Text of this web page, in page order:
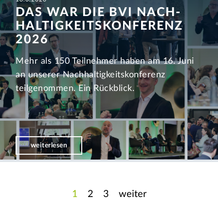
DAS WAR DIE BVI NACH­
HALTIGKEITS­KONFERENZ
2026
Mehr als 150 Teilnehmer haben am 16. Juni
an unserer Nachhaltigkeitskonferenz
teilgenommen. Ein Rückblick.
weiterlesen
1 2 3 weiter